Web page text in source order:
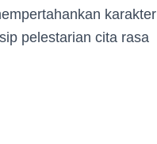
karakter
pelestarian cita rasa